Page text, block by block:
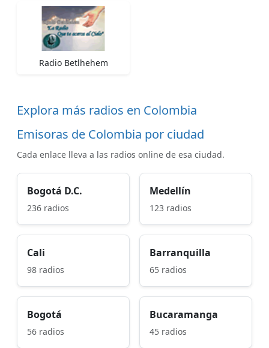
Radio Betlhehem
Explora más radios en Colombia
Emisoras de Colombia por ciudad
Cada enlace lleva a las radios online de esa ciudad.
Bogotá D.C.
236 radios
Medellín
123 radios
Cali
98 radios
Barranquilla
65 radios
Bogotá
56 radios
Bucaramanga
45 radios